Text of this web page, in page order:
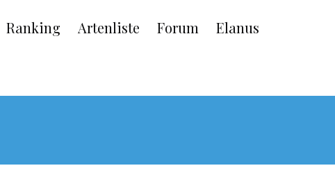
Ranking Artenliste Forum Elanus